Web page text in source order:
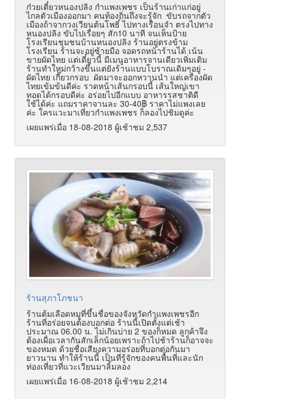
ก๋วยเตี๋ยวหนองปลิง กำแพงเพชร เป็นร้านเก่าแก่อยู่
ไกลตัวเมืองออกมา คนท้องถิ่นถึงจะรู้จัก ขับรถจากตัว
เมืองถ้าจากวงเวียนต้นโพธิ์ ไปทางเรือนจำ ตรงไปทาง
หนองปลิง ขับไปเรื่อยๆ สัก10 นาที จนเห็นป้าย
โรงเรียนชุมชนบ้านหนองปลิง ร้านอยู่ตรงข้าม
โรงเรียน ร้านจะอยู่ซ้ายมือ จอดรถหน้าร้านได้ เน้น
ขายผัดไทย แต่เดี๋ยวนี้ มีเมนูอาหารจานเดียวเพิ่มเติม
ร้านทำใหม่กว้างขึ้นแต่ยังร้านแบบโบราณเดิมๆอยู่ -
ผัดไทย เกี๊ยวกรอบ ผัดมาจะออกหวานนำ แต่เครื่องผัด
ไทยเข้มข้นดีค่ะ ราดหน้าเส้นกรอบนี้ เส้นใหญ่เขา
ทอดได้กรอบดีค่ะ อร่อยไปอีกแบบ อาหารรสชาติดี
ใช้ได้ค่ะ แถมราคาจานละ 30-40฿ ราคาไม่แพงเลย
ค่ะ ใครแวะมาเที่ยวกำแพงเพชร ก็ลองไปชิมดูค่ะ
เผยแพร่เมื่อ 18-08-2018 ผู้เช้าชม 2,537
ร้านสุภาโภชนา
ร้านต้มเลือดหมูที่ขึ้นชื่อของจังหวัดกำแพงเพชรอีก
ร้านที่อร่อยจนต้องบอกต่อ ร้านนี้เปิดตั้งแต่เช้า
ประมาณ 06.00 น. ไม่เกินบ่าย 2 ของก็หมด ลูกค้าจึง
ต้องเผื่อเวลากันสักเล็กน้อยเพราะถ้าไปช้าร้านก็อาจจะ
ของหมด ด้วยชื่อเสียงความอร่อยที่บอกต่อกันมา
ยาวนาน ทำให้ร้านนี้ เป็นที่รู้จักของคนพื้นที่และนัก
ท่องเที่ยวที่แวะเวียนมาลิ้มลอง
เผยแพร่เมื่อ 16-08-2018 ผู้เช้าชม 2,214